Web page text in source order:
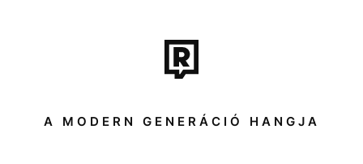
Tech-Tudomány
Sport
Társadalom
A MODERN GENERÁCIÓ HANGJA